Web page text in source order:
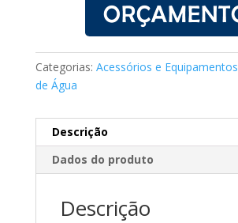
Categorias: Acessórios e Equipamentos
de Água
Descrição
Dados do produto
Descrição